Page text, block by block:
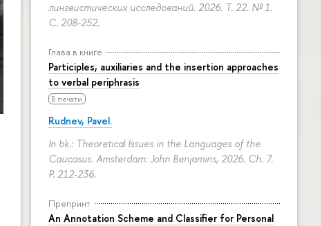
лингвистических исследований. 2026. Т. 22. № 1.
С. 208-252.
Глава в книге
Participles, auxiliaries and the insertion approaches
to verbal periphrasis
В печати
Rudnev, Pavel.
In bk.: Theoretical Issues in the Languages of the
Caucasus. Amsterdam: John Benjamins, 2026. Ch. 7.
P. 212-236.
Препринт
An Annotation Scheme and Classifier for Personal